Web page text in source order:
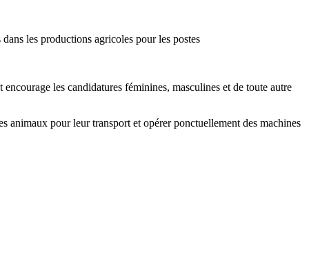
les productions agricoles pour les postes
les candidatures féminines, masculines et de toute autre
animaux pour leur transport et opérer ponctuellement des machines